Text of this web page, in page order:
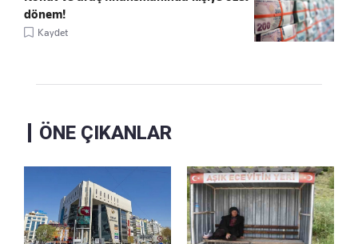
dönem!
Kaydet
ÖNE ÇIKANLAR